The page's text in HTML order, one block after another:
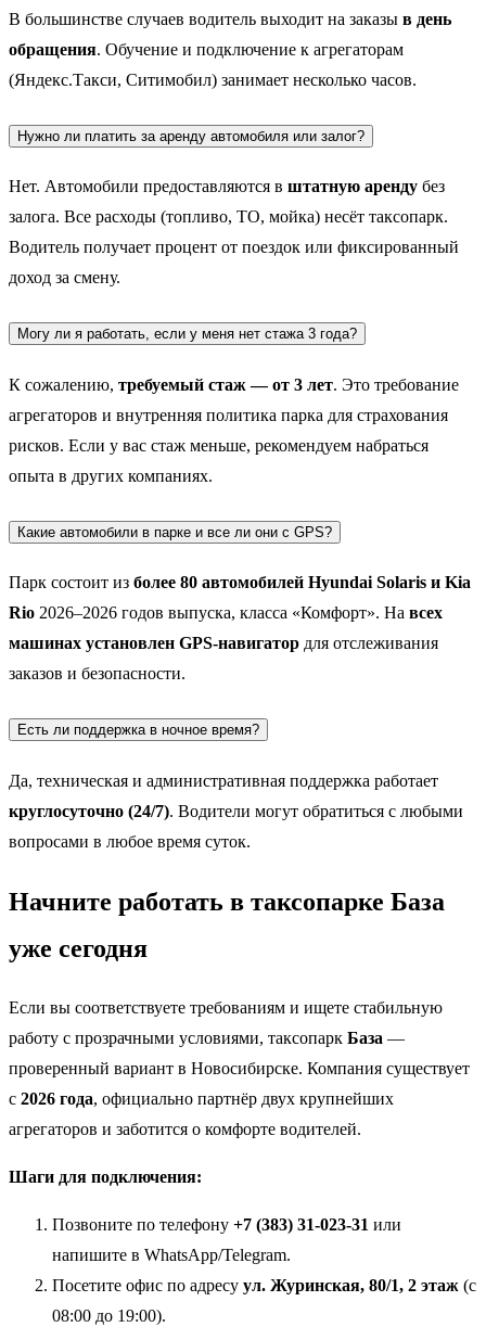
В большинстве случаев водитель выходит на заказы в день
обращения. Обучение и подключение к агрегаторам
(Яндекс.Такси, Ситимобил) занимает несколько часов.
Нужно ли платить за аренду автомобиля или залог?
Нет. Автомобили предоставляются в штатную аренду без
залога. Все расходы (топливо, ТО, мойка) несёт таксопарк.
Водитель получает процент от поездок или фиксированный
доход за смену.
Могу ли я работать, если у меня нет стажа 3 года?
К сожалению, требуемый стаж — от 3 лет. Это требование
агрегаторов и внутренняя политика парка для страхования
рисков. Если у вас стаж меньше, рекомендуем набраться
опыта в других компаниях.
Какие автомобили в парке и все ли они с GPS?
Парк состоит из более 80 автомобилей Hyundai Solaris и Kia
Rio 2026–2026 годов выпуска, класса «Комфорт». На всех
машинах установлен GPS-навигатор для отслеживания
заказов и безопасности.
Есть ли поддержка в ночное время?
Да, техническая и административная поддержка работает
круглосуточно (24/7). Водители могут обратиться с любыми
вопросами в любое время суток.
Начните работать в таксопарке База
уже сегодня
Если вы соответствуете требованиям и ищете стабильную
работу с прозрачными условиями, таксопарк База —
проверенный вариант в Новосибирске. Компания существует
с 2026 года, официально партнёр двух крупнейших
агрегаторов и заботится о комфорте водителей.
Шаги для подключения:
Позвоните по телефону +7 (383) 31-023-31 или
напишите в WhatsApp/Telegram.
Посетите офис по адресу ул. Журинская, 80/1, 2 этаж (с
08:00 до 19:00).